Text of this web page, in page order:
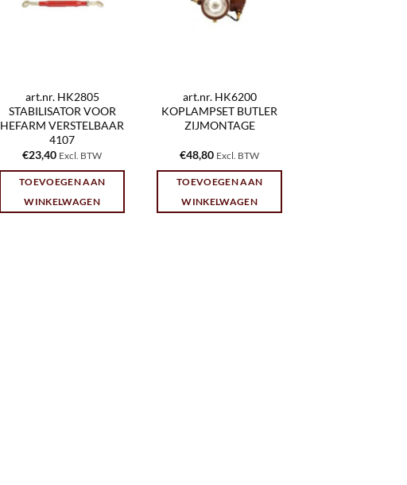
art.nr. HK2805
STABILISATOR VOOR
HEFARM VERSTELBAAR
4107
€23,40 Excl. BTW
TOEVOEGEN AAN
WINKELWAGEN
art.nr. HK6200
KOPLAMPSET BUTLER
ZIJMONTAGE
€48,80 Excl. BTW
TOEVOEGEN AAN
WINKELWAGEN